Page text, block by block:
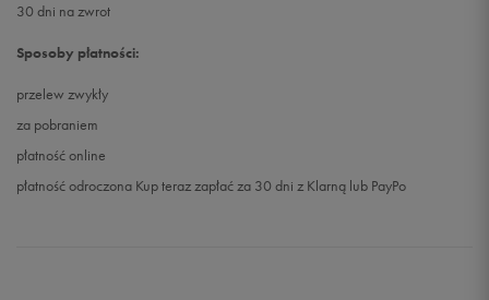
30 dni na zwrot
Sposoby płatności:
przelew zwykły
za pobraniem
płatność online
płatność odroczona Kup teraz zapłać za 30 dni z Klarną lub PayPo